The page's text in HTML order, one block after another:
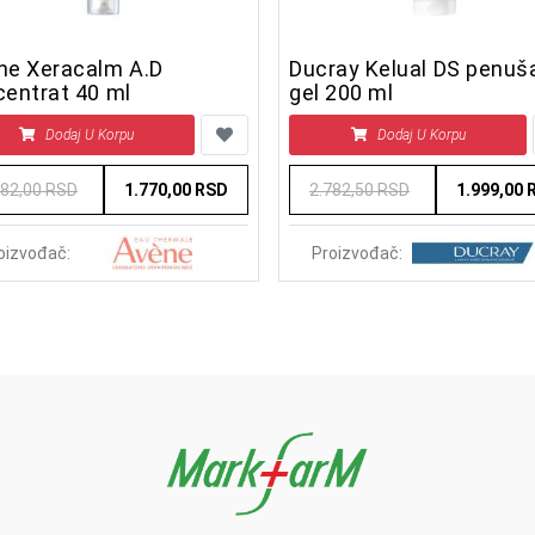
Xeracalm A.D
40 ml
Dodaj U Korpu
RSD 1.770,00 RSD
Ducray Kelual DS
gel 200 ml
Dodaj U Korpu
2.782,50 RSD 1.999,00
Proizvođač: